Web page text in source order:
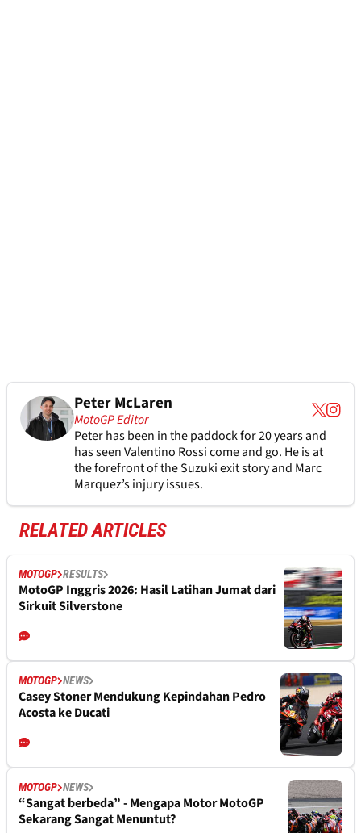
Peter McLaren
MotoGP Editor
Peter has been in the paddock for 20 years and
has seen Valentino Rossi come and go. He is at
the forefront of the Suzuki exit story and Marc
Marquez’s injury issues.
RELATED ARTICLES
MOTOGP RESULTS
MotoGP Inggris 2026: Hasil Latihan Jumat dari
Sirkuit Silverstone
MOTOGP NEWS
Casey Stoner Mendukung Kepindahan Pedro
Acosta ke Ducati
MOTOGP NEWS
“Sangat berbeda” - Mengapa Motor MotoGP
Sekarang Sangat Menuntut?